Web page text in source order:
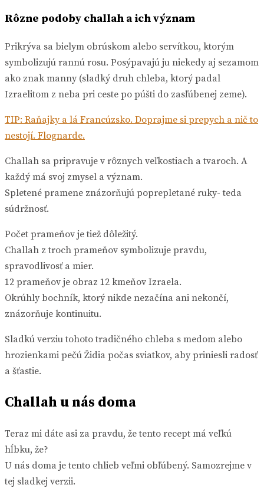
Rôzne podoby challah a ich význam
Prikrýva sa bielym obrúskom alebo servítkou, ktorým
symbolizujú rannú rosu. Posýpavajú ju niekedy aj sezamom
ako znak manny (sladký druh chleba, ktorý padal
Izraelitom z neba pri ceste po púšti do zasľúbenej zeme).
TIP: Raňajky a lá Francúzsko. Doprajme si prepych a nič to
nestojí. Flognarde.
Challah sa pripravuje v rôznych veľkostiach a tvaroch. A
každý má svoj zmysel a význam.
Spletené pramene znázorňujú poprepletané ruky- teda
súdržnosť.
Počet prameňov je tiež dôležitý.
Challah z troch prameňov symbolizuje pravdu,
spravodlivosť a mier.
12 prameňov je obraz 12 kmeňov Izraela.
Okrúhly bochník, ktorý nikde nezačína ani nekončí,
znázorňuje kontinuitu.
Sladkú verziu tohoto tradičného chleba s medom alebo
hrozienkami pečú Židia počas sviatkov, aby priniesli radosť
a šťastie.
Challah u nás doma
Teraz mi dáte asi za pravdu, že tento recept má veľkú
hĺbku, že?
U nás doma je tento chlieb veľmi obľúbený. Samozrejme v
tej sladkej verzii.